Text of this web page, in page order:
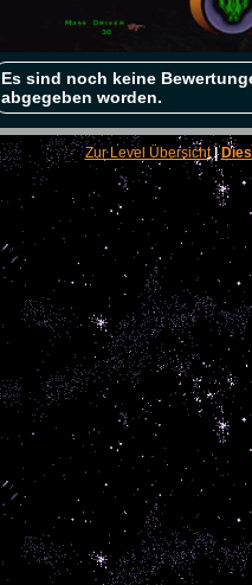
Es sind noch keine
abgegeben worden.
Zur Level Übersicht |